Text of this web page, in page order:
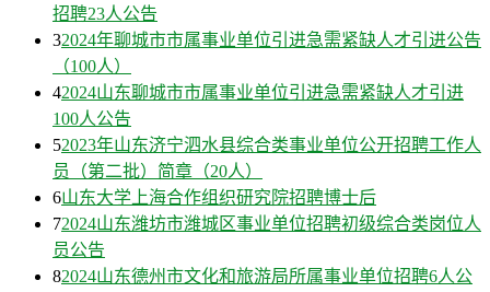
招聘23人公告
32024年聊城市市属事业单位引进急需紧缺人才引进公告
（100人）
42024山东聊城市市属事业单位引进急需紧缺人才引进
100人公告
52023年山东济宁泗水县综合类事业单位公开招聘工作人
员（第二批）简章（20人）
6山东大学上海合作组织研究院招聘博士后
72024山东潍坊市潍城区事业单位招聘初级综合类岗位人
员公告
82024山东德州市文化和旅游局所属事业单位招聘6人公